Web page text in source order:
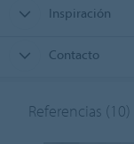
Inspiración
Contacto
Referencias (10)